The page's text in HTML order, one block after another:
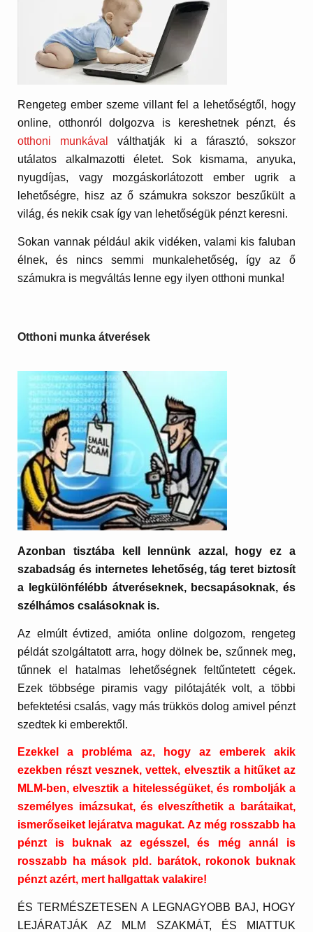
Rengeteg ember szeme villant fel a lehetőségtől, hogy
online, otthonról dolgozva is kereshetnek pénzt, és
otthoni munkával
válthatják ki a fárasztó, sokszor
utálatos alkalmazotti életet. Sok kismama, anyuka,
nyugdíjas, vagy mozgáskorlátozott ember ugrik a
lehetőségre, hisz az ő számukra sokszor beszűkült a
világ, és nekik csak így van lehetőségük pénzt keresni.
Sokan vannak például akik vidéken, valami kis faluban
élnek, és nincs semmi munkalehetőség, így az ő
számukra is megváltás lenne egy ilyen otthoni munka!
Otthoni munka átverések
Azonban tisztába kell lennünk azzal, hogy ez a
szabadság és internetes lehetőség, tág teret biztosít
a legkülönfélébb átveréseknek, becsapásoknak, és
szélhámos csalásoknak is.
Az elmúlt évtized, amióta online dolgozom, rengeteg
példát szolgáltatott arra, hogy dölnek be, szűnnek meg,
tűnnek el hatalmas lehetőségnek feltűntetett cégek.
Ezek többsége piramis vagy pilótajáték volt, a többi
befektetési csalás, vagy más trükkös dolog amivel pénzt
szedtek ki emberektől.
Ezekkel a probléma az, hogy az emberek akik
ezekben részt vesznek, vettek, elvesztik a hitűket az
MLM-ben, elvesztik a hitelességüket, és rombolják a
személyes imázsukat, és elveszíthetik a barátaikat,
ismerőseiket lejáratva magukat. Az még rosszabb ha
pénzt is buknak az egésszel, és még annál is
rosszabb ha mások pld. barátok, rokonok buknak
pénzt azért, mert hallgattak valakire!
ÉS TERMÉSZETESEN A LEGNAGYOBB BAJ, HOGY
LEJÁRATJÁK AZ MLM SZAKMÁT, ÉS MIATTUK